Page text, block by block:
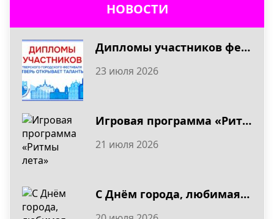
НОВОСТИ
Дипломы участников фестиваля «ТВЕРЬ ОТКРЫВАЕТ ТАЛАНТЫ – 2026»
23 июля 2026
Игровая программа «Ритмы лета»
21 июля 2026
С Днём города, любимая Тверь!